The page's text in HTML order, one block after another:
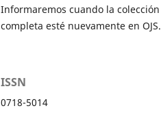
Informaremos cuando la colección
completa esté nuevamente en OJS.
ISSN
0718-5014